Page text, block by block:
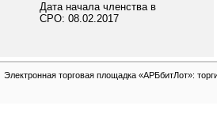
Дата начала членства в
СРО: 08.02.2017
Электронная торговая площадка «АРБбитЛот»: